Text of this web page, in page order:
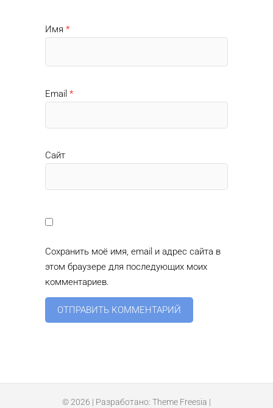
Имя *
Email *
Сайт
Сохранить моё имя, email и адрес сайта в
этом браузере для последующих моих
комментариев.
© 2026 | Разработано: Theme Freesia |